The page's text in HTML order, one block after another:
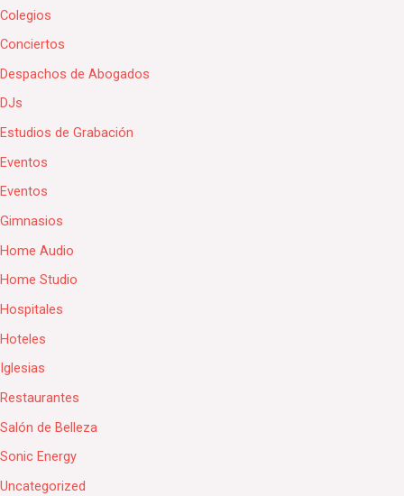
Colegios
Conciertos
Despachos de Abogados
DJs
Estudios de Grabación
Eventos
Eventos
Gimnasios
Home Audio
Home Studio
Hospitales
Hoteles
Iglesias
Restaurantes
Salón de Belleza
Sonic Energy
Uncategorized